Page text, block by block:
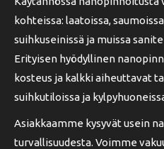
kohteissa: laatoissa,
suihkuseinissä ja muissa
Erityisen hyödyllinen
kosteus ja kalkki aiheuttavat
suihkutiloissa ja
Asiakkaamme kysyvät usein
turvallisuudesta. Voimme